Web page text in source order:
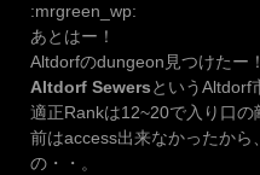
:mrgreen_wp:
あとはー！
Altdorfのdungeon見つけたー！
Altdorf SewersというAltdorf
適正Rankは12~20で入り口の
前はaccess出来なかったから
の・・。